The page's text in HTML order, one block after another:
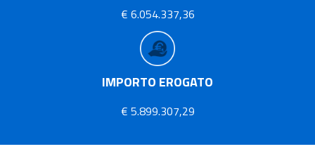
€ 6.054.337,36
IMPORTO EROGATO
€ 5.899.307,29